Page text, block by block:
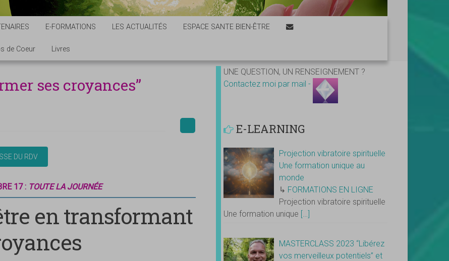
E-FORMATIONS LES ACTUALITÉS ESPACE SANTE BIEN-ÊTRE
de Coeur Livres
ses croyances”
17 : TOUTE LA JOURNÉE
en transformant
UNE QUESTION, UN RENSEIGNEMENT ?
Contactez moi par mail -
E-LEARNING
Projection vibratoire spirituelle
Une formation unique au
monde
↳ FORMATIONS EN LIGNE
Projection vibratoire spirituelle
Une formation unique […]
MASTERCLASS 2023 “Libérez
vos merveilleux potentiels” et